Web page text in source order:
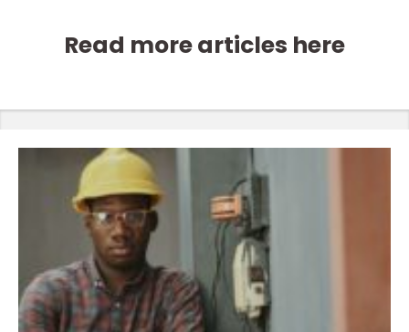
Read more articles here